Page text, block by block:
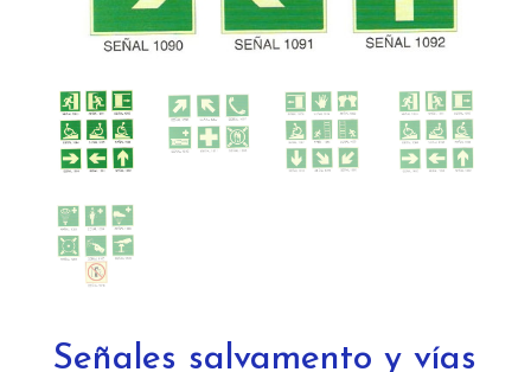
Señales salvamento y vías